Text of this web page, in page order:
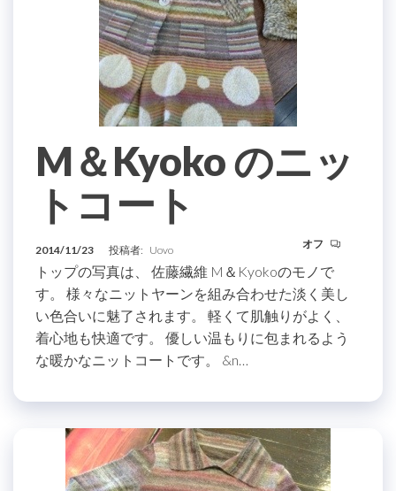
M＆Kyoko のニッ
トコート
2014/11/23 投稿者: Uovo オフ
トップの写真は、 佐藤繊維 M＆Kyokoのモノで
す。 様々なニットヤーンを組み合わせた淡く美し
い色合いに魅了されます。 軽くて肌触りがよく、
着心地も快適です。 優しい温もりに包まれるよう
な暖かなニットコートです。 &n…